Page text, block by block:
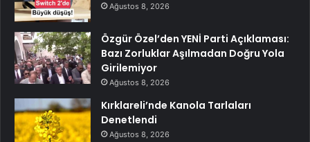
Ağustos 8, 2026
Özgür Özel’den YENİ Parti Açıklaması:
Bazı Zorluklar Aşılmadan Doğru Yola
Girilemiyor
Ağustos 8, 2026
Kırklareli’nde Kanola Tarlaları
Denetlendi
Ağustos 8, 2026